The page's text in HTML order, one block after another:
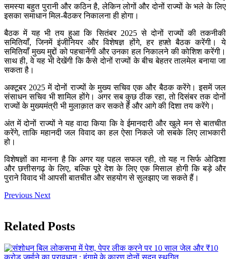
समस्या बहुत पुरानी और कठिन है, लेकिन लोगों और दोनों राज्यों के भले के लिए
इसका समाधान मिल-बैठकर निकालना ही होगा।
बैठक में यह भी तय हुआ कि सितंबर 2025 से दोनों राज्यों की तकनीकी
समितियाँ, जिनमें इंजीनियर और विशेषज्ञ होंगे, हर हफ़्ते बैठक करेंगी। ये
समितियाँ मुख्य मुद्दों को पहचानेंगी और उनका हल निकालने की कोशिश करेंगी।
साथ ही, वे यह भी देखेंगी कि कैसे दोनों राज्यों के बीच बेहतर तालमेल बनाया जा
सकता है।
अक्टूबर 2025 में दोनों राज्यों के मुख्य सचिव एक और बैठक करेंगे। इसमें जल
संसाधन सचिव भी शामिल होंगे। अगर सब कुछ ठीक रहा, तो दिसंबर तक दोनों
राज्यों के मुख्यमंत्री भी मुलाक़ात कर सकते हैं और आगे की दिशा तय करेंगे।
अंत में दोनों राज्यों ने यह वादा किया कि वे ईमानदारी और खुले मन से बातचीत
करेंगे, ताकि महानदी जल विवाद का हल ऐसा निकले जो सबके लिए लाभकारी
हो।
विशेषज्ञों का मानना है कि अगर यह पहल सफल रही, तो यह न सिर्फ ओडिशा
और छत्तीसगढ़ के लिए, बल्कि पूरे देश के लिए एक मिसाल होगी कि बड़े और
पुराने विवाद भी आपसी बातचीत और सहयोग से सुलझाए जा सकते हैं।
Previous Next
Related Posts